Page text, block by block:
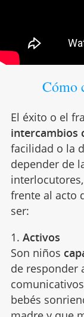
Cómo
El éxito o el
intercambios
facilidad o la
depender de
interlocutores,
frente al acto
ser:
1. Activos
Son niños
de responder
bebés